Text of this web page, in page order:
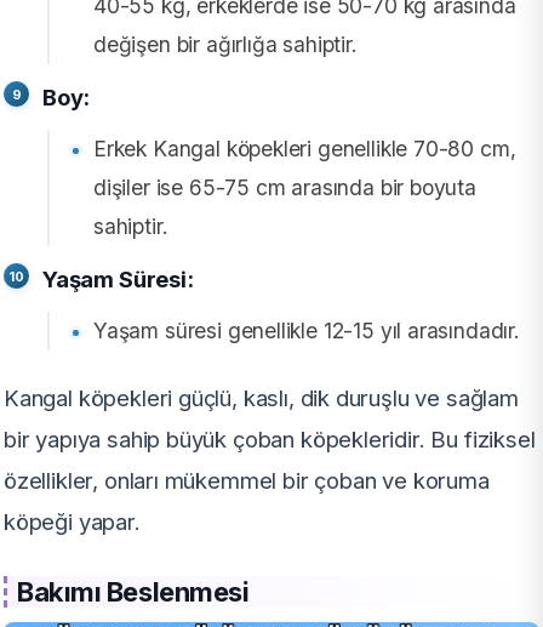
değişen bir ağırlığa sahiptir.
Boy:
Erkek Kangal köpekleri genellikle 70-80 cm,
dişiler ise 65-75 cm arasında bir boyuta
sahiptir.
Yaşam Süresi:
Yaşam süresi genellikle 12-15 yıl arasındadır.
Kangal köpekleri güçlü, kaslı, dik duruşlu ve sağlam
bir yapıya sahip büyük çoban köpekleridir. Bu fiziksel
özellikler, onları mükemmel bir çoban ve koruma
köpeği yapar.
Bakımı Beslenmesi